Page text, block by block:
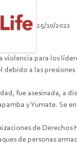
25/10/2022
violencia para los
a las
fue asesinada, a
y Yumate. Se
de
de personas